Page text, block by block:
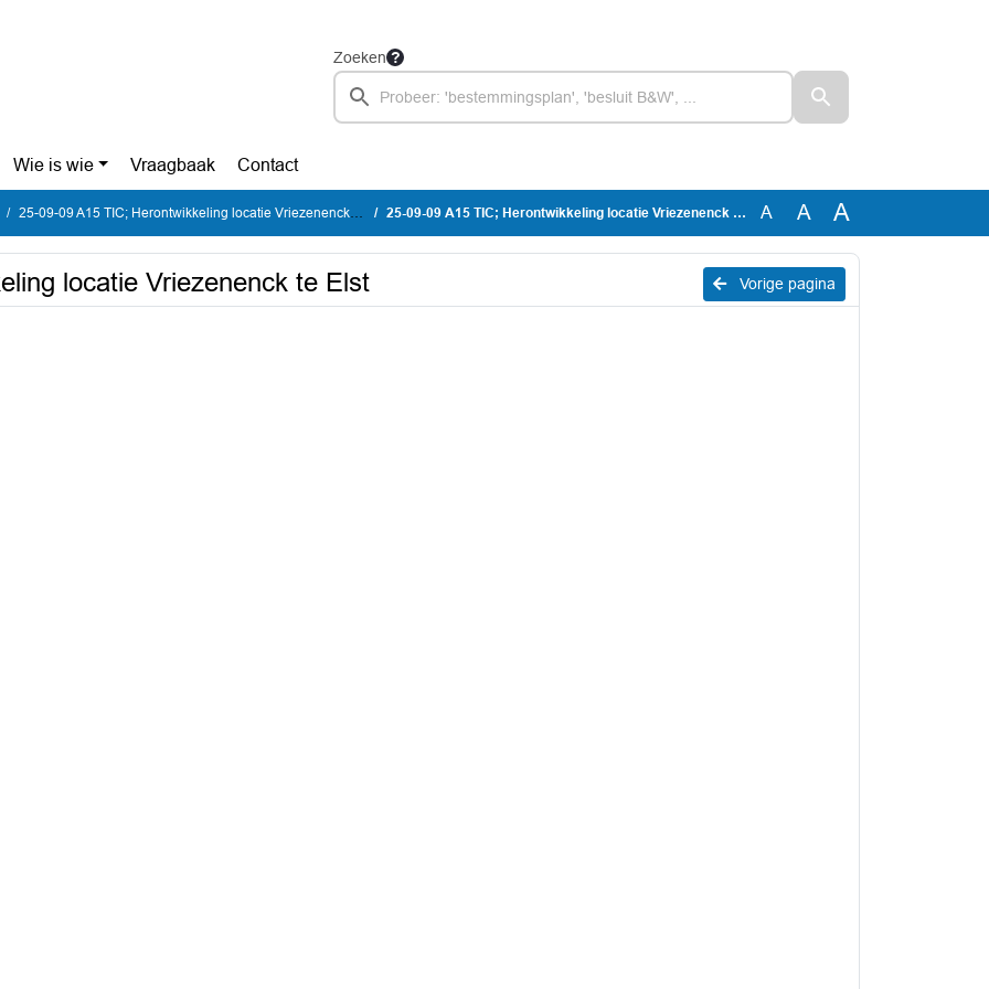
Zoeken
Wie is wie Vraagbaak Contact
25-09-09 A15 TIC; Herontwikkeling locatie Vriezenenck te Elst 25-09-09 A15 TIC; Herontwikkeling locatie Vriezenenck te Elst A A A
Vorige pagina
locatie Vriezenenck te Elst